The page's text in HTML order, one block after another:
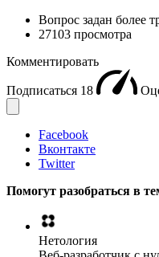
Вопрос задан более
27103 просмотра
Комментировать
Подписаться 18
Facebook
Вконтакте
Twitter
Помогут разобраться в
Нетология